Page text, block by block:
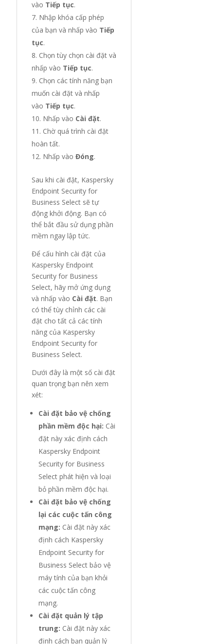
vào Tiếp tục.
Nhập khóa cấp phép
của bạn và nhấp vào Tiếp
tục.
Chọn tùy chọn cài đặt và
nhấp vào Tiếp tục.
Chọn các tính năng bạn
muốn cài đặt và nhấp
vào Tiếp tục.
Nhấp vào Cài đặt.
Chờ quá trình cài đặt
hoàn tất.
Nhấp vào Đóng.
Sau khi cài đặt, Kaspersky
Endpoint Security for
Business Select sẽ tự
động khởi động. Bạn có
thể bắt đầu sử dụng phần
mềm ngay lập tức.
Để cấu hình cài đặt của
Kaspersky Endpoint
Security for Business
Select, hãy mở ứng dụng
và nhấp vào Cài đặt. Bạn
có thể tùy chỉnh các cài
đặt cho tất cả các tính
năng của Kaspersky
Endpoint Security for
Business Select.
Dưới đây là một số cài đặt
quan trọng bạn nên xem
xét:
Cài đặt bảo vệ chống
phần mềm độc hại: Cài
đặt này xác định cách
Kaspersky Endpoint
Security for Business
Select phát hiện và loại
bỏ phần mềm độc hại.
Cài đặt bảo vệ chống
lại các cuộc tấn công
mạng: Cài đặt này xác
định cách Kaspersky
Endpoint Security for
Business Select bảo vệ
máy tính của bạn khỏi
các cuộc tấn công
mạng.
Cài đặt quản lý tập
trung: Cài đặt này xác
định cách bạn quản lý